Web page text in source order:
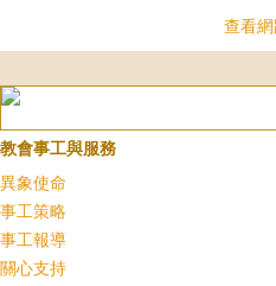
查看
教會事工與服務
異象使命
事工策略
事工報導
關心支持